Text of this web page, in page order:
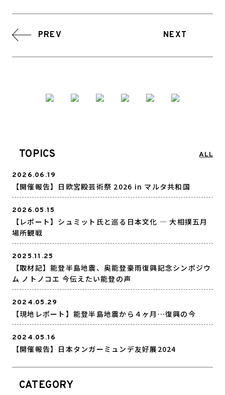
PREV NEXT
TOPICS ALL
2026.06.19
【開催報告】日欧宮殿芸術祭 2026 in マルタ共和国
2026.05.15
【レポート】シュミット氏と巡る日本文化 ― 大相撲五月
場所観戦
2025.11.25
【取材記】能登半島地震、奥能登豪雨復興記念シンポジウ
ム ノトノコエ 今伝えたい能登の声
2024.05.29
【現地レポート】能登半島地震から４ヶ月…復興の今
2024.05.16
【開催報告】日本タンガーミュンデ友好展2024
CATEGORY